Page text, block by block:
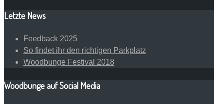
Letzte News
Feedback 2025
So findet ihr den richtigen Parkplatz
Woodbunge Festival 2018
Woodbunge auf Social Media